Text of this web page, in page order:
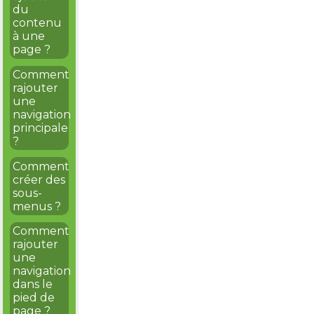
du
contenu
à une
page ?
Comment
rajouter
une
navigation
principale
?
Comment
créer des
sous-
menus ?
Comment
rajouter
une
navigation
dans le
pied de
page ?